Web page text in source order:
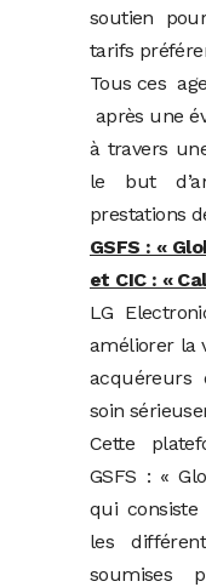
soutien
tarifs
Tous ces
après une
à travers
le but
prestations
GSFS : «
et CIC : «
LG
améliorer la
soin
Cette
GSFS : «
qui
les
soumises